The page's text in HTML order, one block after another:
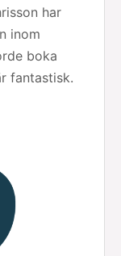
har
inom
boka
fantastisk.